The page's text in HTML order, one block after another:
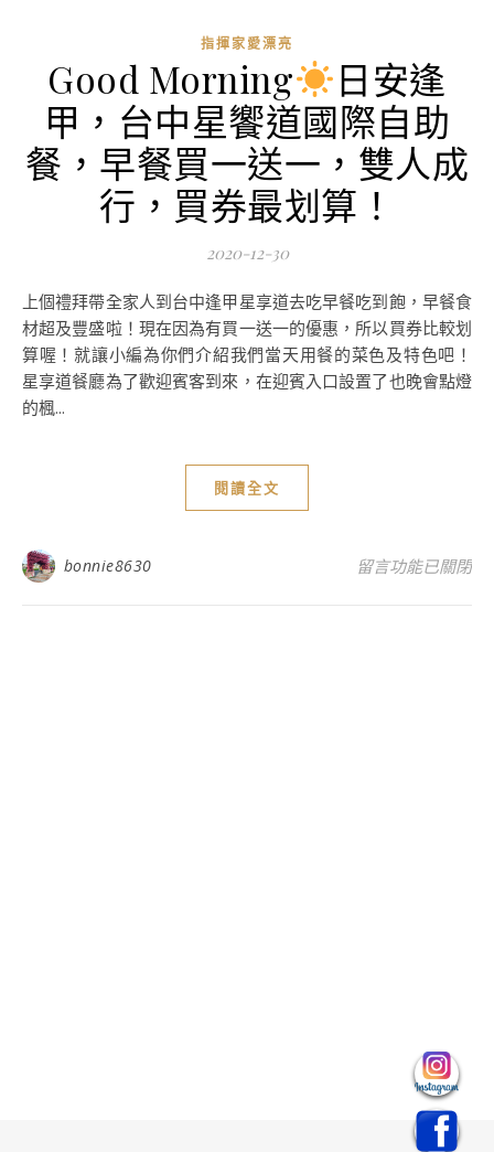
指揮家愛漂亮
Good Morning
日安逢
甲，台中星饗道國際自助
餐，早餐買一送一，雙人成
行，買券最划算！
2020-12-30
上個禮拜帶全家人到台中逢甲星享道去吃早餐吃到飽，早餐食
材超及豐盛啦！現在因為有買一送一的優惠，所以買券比較划
算喔！就讓小編為你們介紹我們當天用餐的菜色及特色吧！
星享道餐廳為了歡迎賓客到來，在迎賓入口設置了也晚會點燈
的楓...
閱讀全文
bonnie8630 在〈Good Morning
留言功能已關閉